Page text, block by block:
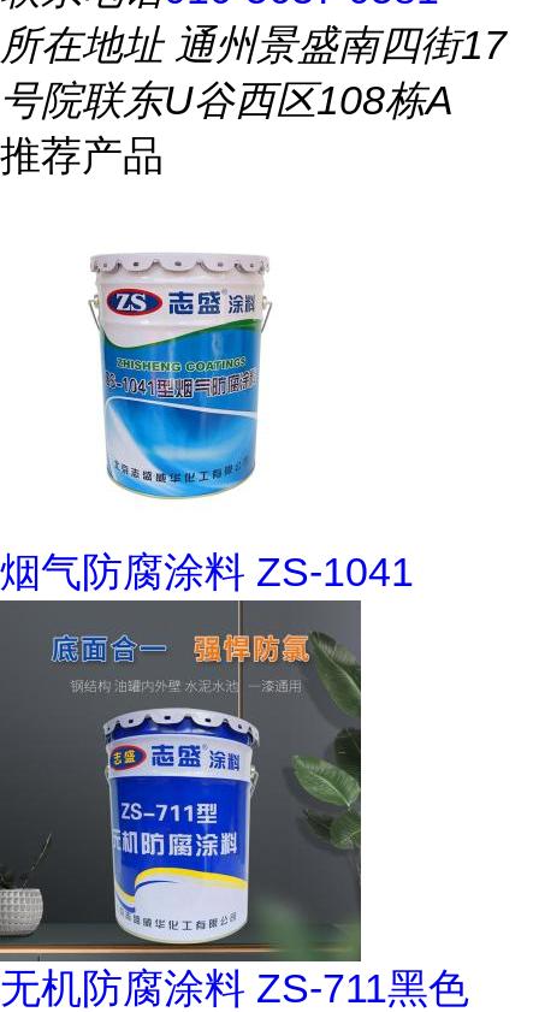
所在地址通州景盛南四街17
号院联东U谷西区108栋A
推荐产品
烟气防腐涂料 ZS-1041
无机防腐涂料 ZS-711黑色